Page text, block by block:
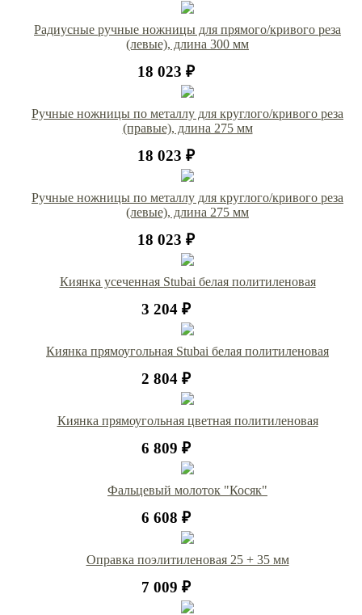
Радиусные ручные ножницы для прямого/кривого реза
(левые), длина 300 мм
18 023 ₽
Ручные ножницы по металлу для круглого/кривого реза
(правые), длина 275 мм
18 023 ₽
Ручные ножницы по металлу для круглого/кривого реза
(левые), длина 275 мм
18 023 ₽
Киянка усеченная Stubai белая политиленовая
3 204 ₽
Киянка прямоугольная Stubai белая политиленовая
2 804 ₽
Киянка прямоугольная цветная политиленовая
6 809 ₽
Фальцевый молоток "Косяк"
6 608 ₽
Оправка поэлитиленовая 25 + 35 мм
7 009 ₽